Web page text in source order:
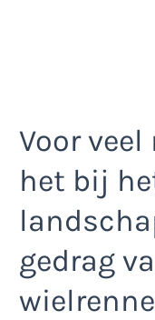
Voor
het bij
gedrag